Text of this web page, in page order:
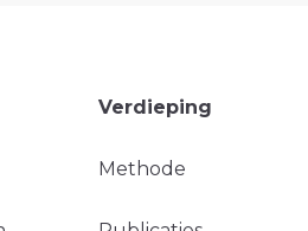
Verdieping
Methode